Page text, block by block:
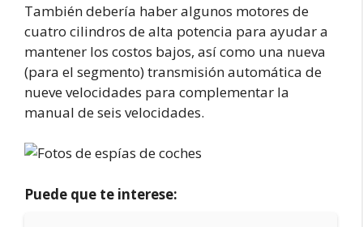
También debería haber algunos motores de
cuatro cilindros de alta potencia para ayudar a
mantener los costos bajos, así como una nueva
(para el segmento) transmisión automática de
nueve velocidades para complementar la
manual de seis velocidades.
Puede que te interese: